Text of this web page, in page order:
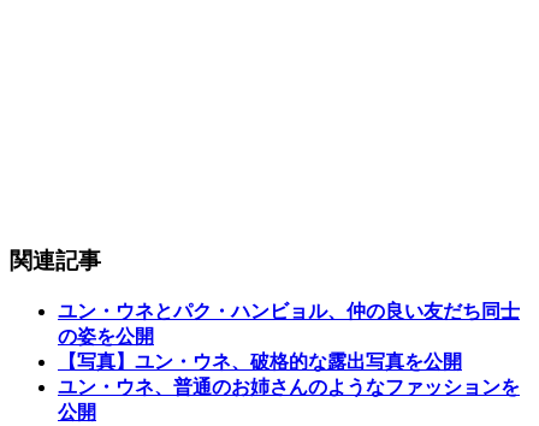
関連記事
ユン・ウネとパク・ハンビョル、仲の良い友だち同士
の姿を公開
【写真】ユン・ウネ、破格的な露出写真を公開
ユン・ウネ、普通のお姉さんのようなファッションを
公開